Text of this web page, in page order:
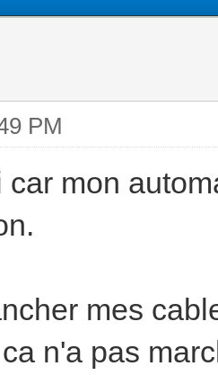
PM
car mon
mes
n'a pas